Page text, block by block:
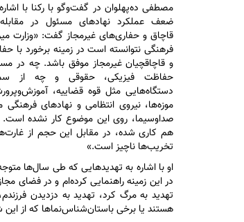
مصطفی ده‌پهلوان در گفت‌و‌گو با رکنا با
ضعف عملکرد نهاد‌های مسئول در
قاچاق و حفاری‌های غیرمجاز گفت: «وزارت
فرهنگی نتوانسته است در زمینه برخورد با
و قاچاقچیان غیرمجاز موفق باشد. چه در
حفاظت فیزیکی، حقوقی و چه از
دستگاه‌هایی مثل قوه قضاییه،
موزه‌ها، نیروی انتظامی و نهاد‌های فرهنگی
صداوسیما، روی این موضوع کار نشده است.
هم کاری شده، در مقابل این حجم از
تخریب‌ها ناچیز است.»
در این زمینه راهنمایی کرده‌ام و در فضای
تهدید به مرگ کرد، تهدید به دزدیدن
هستند یا برخی باستان‌شناس‌نما‌ها که از این